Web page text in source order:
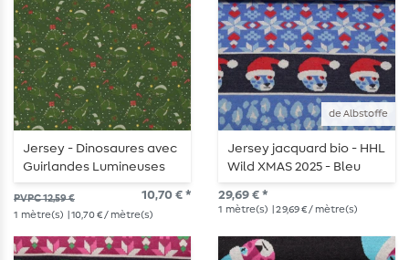
Jersey - Dinosaures avec
Guirlandes Lumineuses
Vert
PVPC 12,59 € 10,70 € *
1 mètre(s) | 10,70 € / mètre(s)
de Albstoffe
Jersey jacquard bio - HHL
Wild XMAS 2025 - Bleu
Nordic Leo
29,69 € *
1 mètre(s) | 29,69 € / mètre(s)